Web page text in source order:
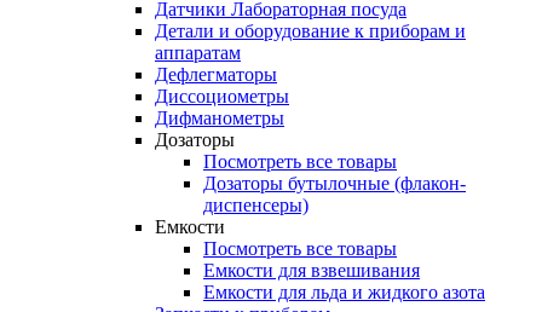
Датчики Лабораторная посуда
Детали и оборудование к приборам и
аппаратам
Дефлегматоры
Диссоциометры
Дифманометры
Дозаторы
Посмотреть все товары
Дозаторы бутылочные (флакон-
диспенсеры)
Емкости
Посмотреть все товары
Емкости для взвешивания
Емкости для льда и жидкого азота